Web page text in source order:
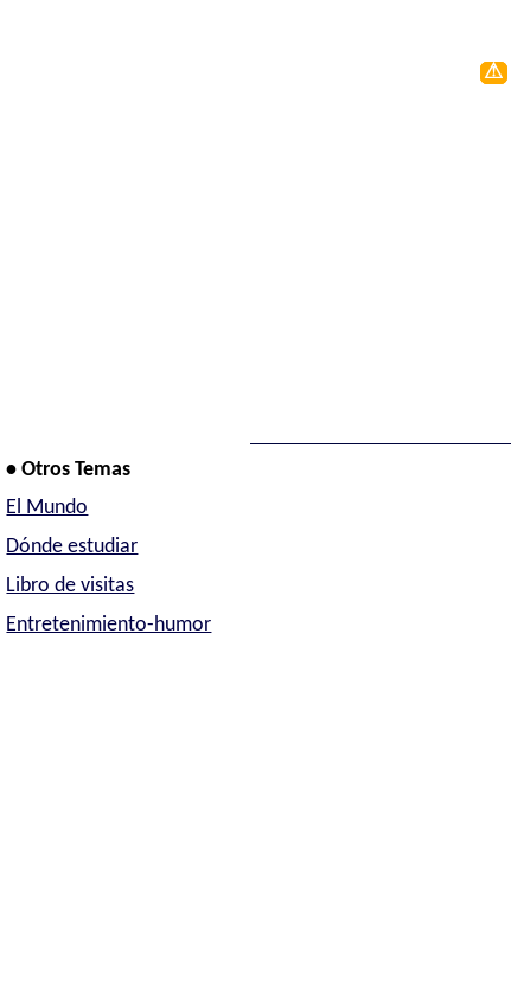
⚠
• Otros Temas
El Mundo
Dónde estudiar
Libro de visitas
Entretenimiento-humor